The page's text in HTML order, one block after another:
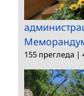
155 прегледа |